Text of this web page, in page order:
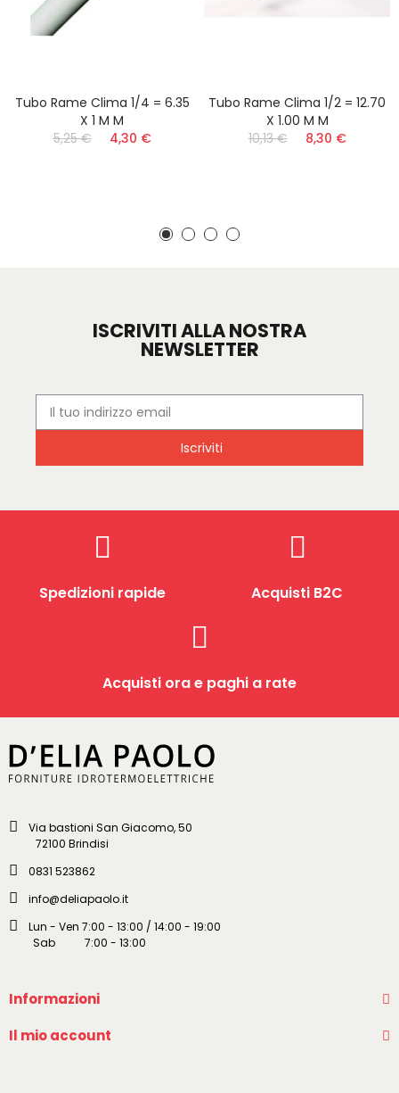
Tubo Rame Clima 1/4 = 6.35
X 1 M M
5,25 €
4,30 €
Tubo Rame Clima 1/2 = 12.70
X 1.00 M M
10,13 €
8,30 €
ISCRIVITI ALLA NOSTRA
NEWSLETTER
Iscriviti
Spedizioni rapide Acquisti B2C
Acquisti ora e paghi a rate
Via bastioni San Giacomo, 50
72100 Brindisi
0831 523862
info@deliapaolo.it
Lun - Ven 7:00 - 13:00 / 14:00 - 19:00
Sab 7:00 - 13:00
Informazioni
Il mio account